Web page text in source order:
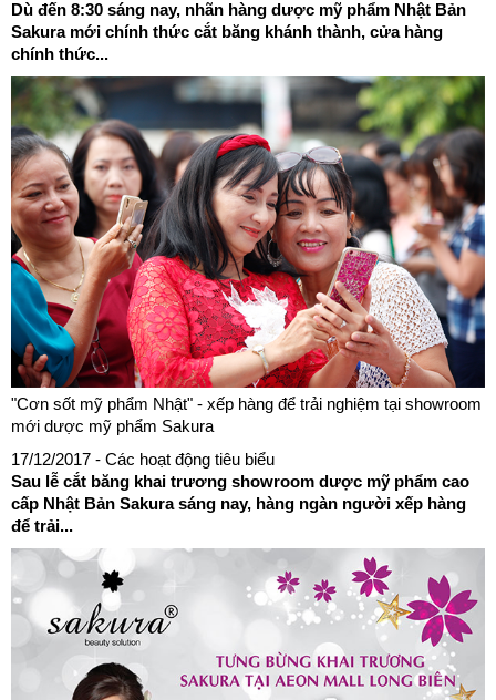
Dù đến 8:30 sáng nay, nhãn hàng dược mỹ phẩm Nhật Bản
Sakura mới chính thức cắt băng khánh thành, cửa hàng
chính thức...
"Cơn sốt mỹ phẩm Nhật" - xếp hàng để trải nghiệm tại showroom
mới dược mỹ phẩm Sakura
17/12/2017 - Các hoạt động tiêu biểu
Sau lễ cắt băng khai trương showroom dược mỹ phẩm cao
cấp Nhật Bản Sakura sáng nay, hàng ngàn người xếp hàng
để trải...